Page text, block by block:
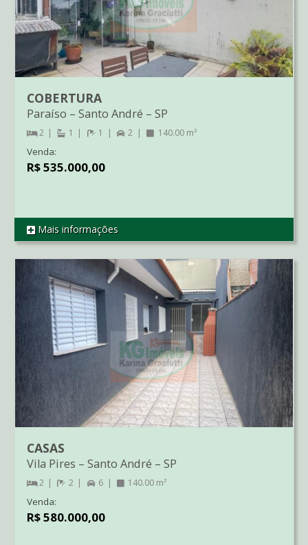
REF CO1565
COBERTURA
Paraíso – Santo André – SP
2 1 1 2 140.00 m²
Venda:
R$ 535.000,00
Mais informações
CASAS
Vila Pires – Santo André – SP
2 2 6 140.00 m²
Venda:
R$ 580.000,00